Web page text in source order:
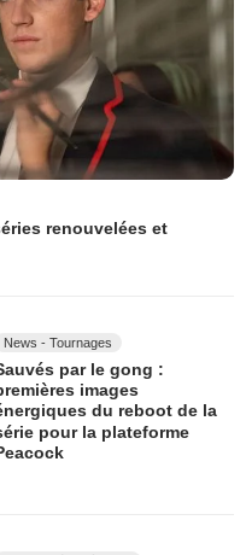
renouvelées et
News - Tournages
par le gong :
images
du reboot de la
pour la plateforme